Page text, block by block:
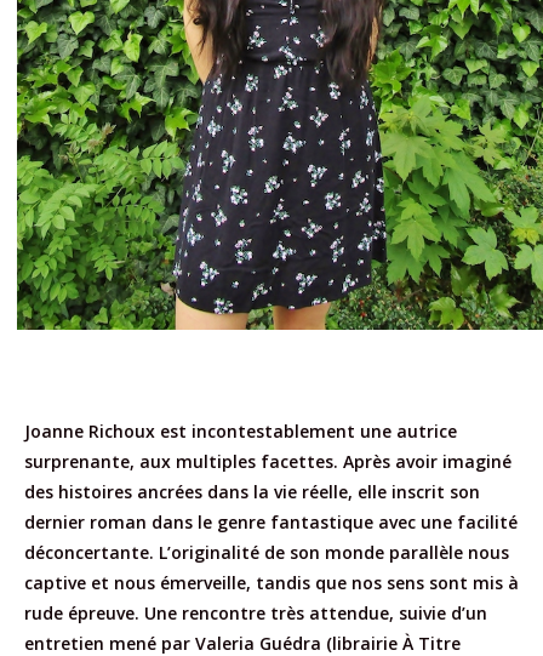
Joanne Richoux est incontestablement une autrice
surprenante, aux multiples facettes. Après avoir imaginé
des histoires ancrées dans la vie réelle, elle inscrit son
dernier roman dans le genre fantastique avec une facilité
déconcertante. L’originalité de son monde parallèle nous
captive et nous émerveille, tandis que nos sens sont mis à
rude épreuve. Une rencontre très attendue, suivie d’un
entretien mené par Valeria Guédra (librairie À Titre